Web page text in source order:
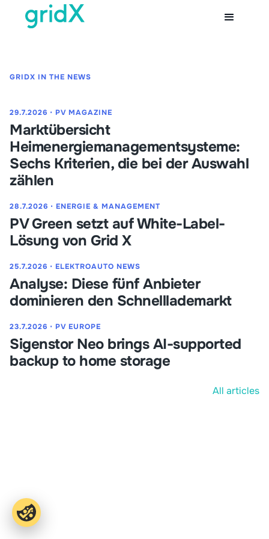
GRIDX IN THE NEWS
29.7.2026 ⋅ PV MAGAZINE
Marktübersicht
Heimenergiemanagementsysteme:
Sechs Kriterien, die bei der Auswahl
zählen
28.7.2026 ⋅ ENERGIE & MANAGEMENT
PV Green setzt auf White-Label-
Lösung von Grid X
25.7.2026 ⋅ ELEKTROAUTO NEWS
Analyse: Diese fünf Anbieter
dominieren den Schnelllademarkt
23.7.2026 ⋅ PV EUROPE
Sigenstor Neo brings AI-supported
backup to home storage
All articles